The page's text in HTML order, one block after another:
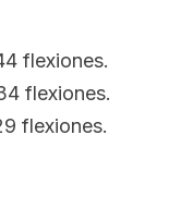
flexiones.
flexiones.
flexiones.